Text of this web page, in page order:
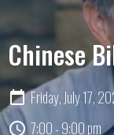
Chinese
Friday, July 17,
7:00 - 9:00 pm